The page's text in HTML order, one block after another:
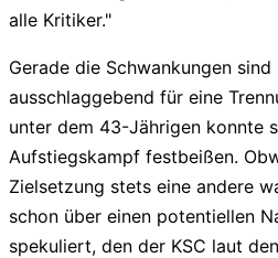
alle Kritiker."
Gerade die Schwankungen
ausschlaggebend für eine
unter dem 43-Jährigen konnte
Aufstiegskampf festbeißen.
Zielsetzung stets eine andere
schon über einen potentiellen
spekuliert, den der KSC laut